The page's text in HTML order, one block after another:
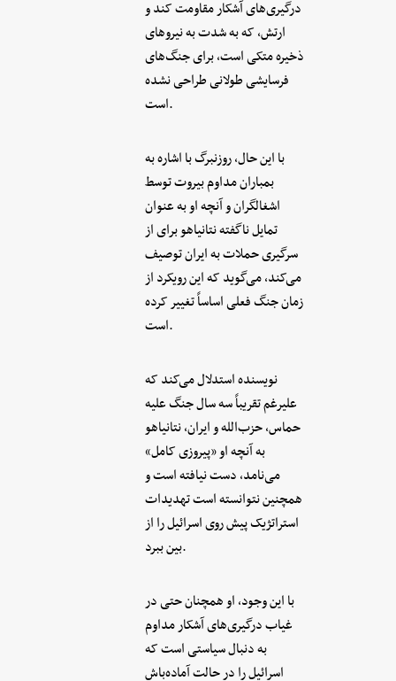
درگیری‌های آشکار مقاومت کند و
ارتش، که به شدت به نیروهای
ذخیره متکی است، برای جنگ‌های
فرسایشی طولانی طراحی نشده
است.
با این حال، روزنبرگ با اشاره به
بمباران مداوم بیروت توسط
اشغالگران و آنچه او به عنوان
تمایل ناگفته نتانیاهو برای از
سرگیری حملات به ایران توصیف
می‌کند، می‌گوید که این رویکرد از
زمان جنگ فعلی اساساً تغییر کرده
است.
نویسنده استدلال می‌کند که
علیرغم تقریباً سه سال جنگ علیه
حماس، حزب‌الله و ایران، نتانیاهو
به آنچه او «پیروزی کامل»
می‌نامد، دست نیافته است و
همچنین نتوانسته است تهدیدات
استراتژیک پیش روی اسرائیل را از
بین ببرد.
با این وجود، او همچنان حتی در
غیاب درگیری‌های آشکار مداوم
به دنبال سیاستی است که
اسرائیل را در حالت آماده‌باش